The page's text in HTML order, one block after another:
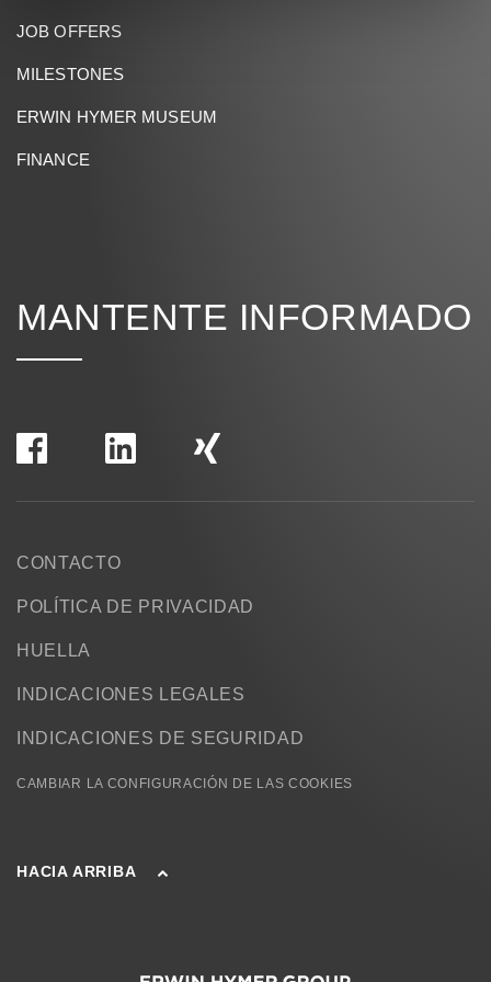
JOB OFFERS
MILESTONES
ERWIN HYMER MUSEUM
FINANCE
MANTENTE INFORMADO
CONTACTO
POLÍTICA DE PRIVACIDAD
HUELLA
INDICACIONES LEGALES
INDICACIONES DE SEGURIDAD
CAMBIAR LA CONFIGURACIÓN DE LAS COOKIES
HACIA ARRIBA